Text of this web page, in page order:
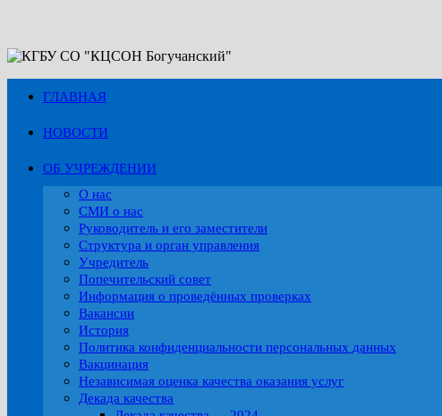
Перейти
к
содержимому
ГЛАВНАЯ
НОВОСТИ
ОБ УЧРЕЖДЕНИИ
О нас
СМИ о нас
Руководитель и его заместители
Структура и орган управления
Учредитель
Попечительский совет
Информация о проведённых проверках
Вакансии
История
Политика конфиденциальности персональных данных
Вакцинация
Независимая оценка качества оказания услуг
Декада качества